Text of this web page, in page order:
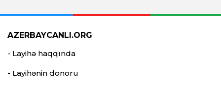
AZERBAYCANLI.ORG
- Layihə haqqında
- Layihənin donoru